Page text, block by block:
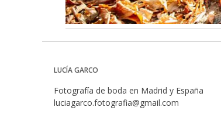
LUCÍA GARCO
Fotografía de boda en Madrid y España
luciagarco.fotografia@gmail.com